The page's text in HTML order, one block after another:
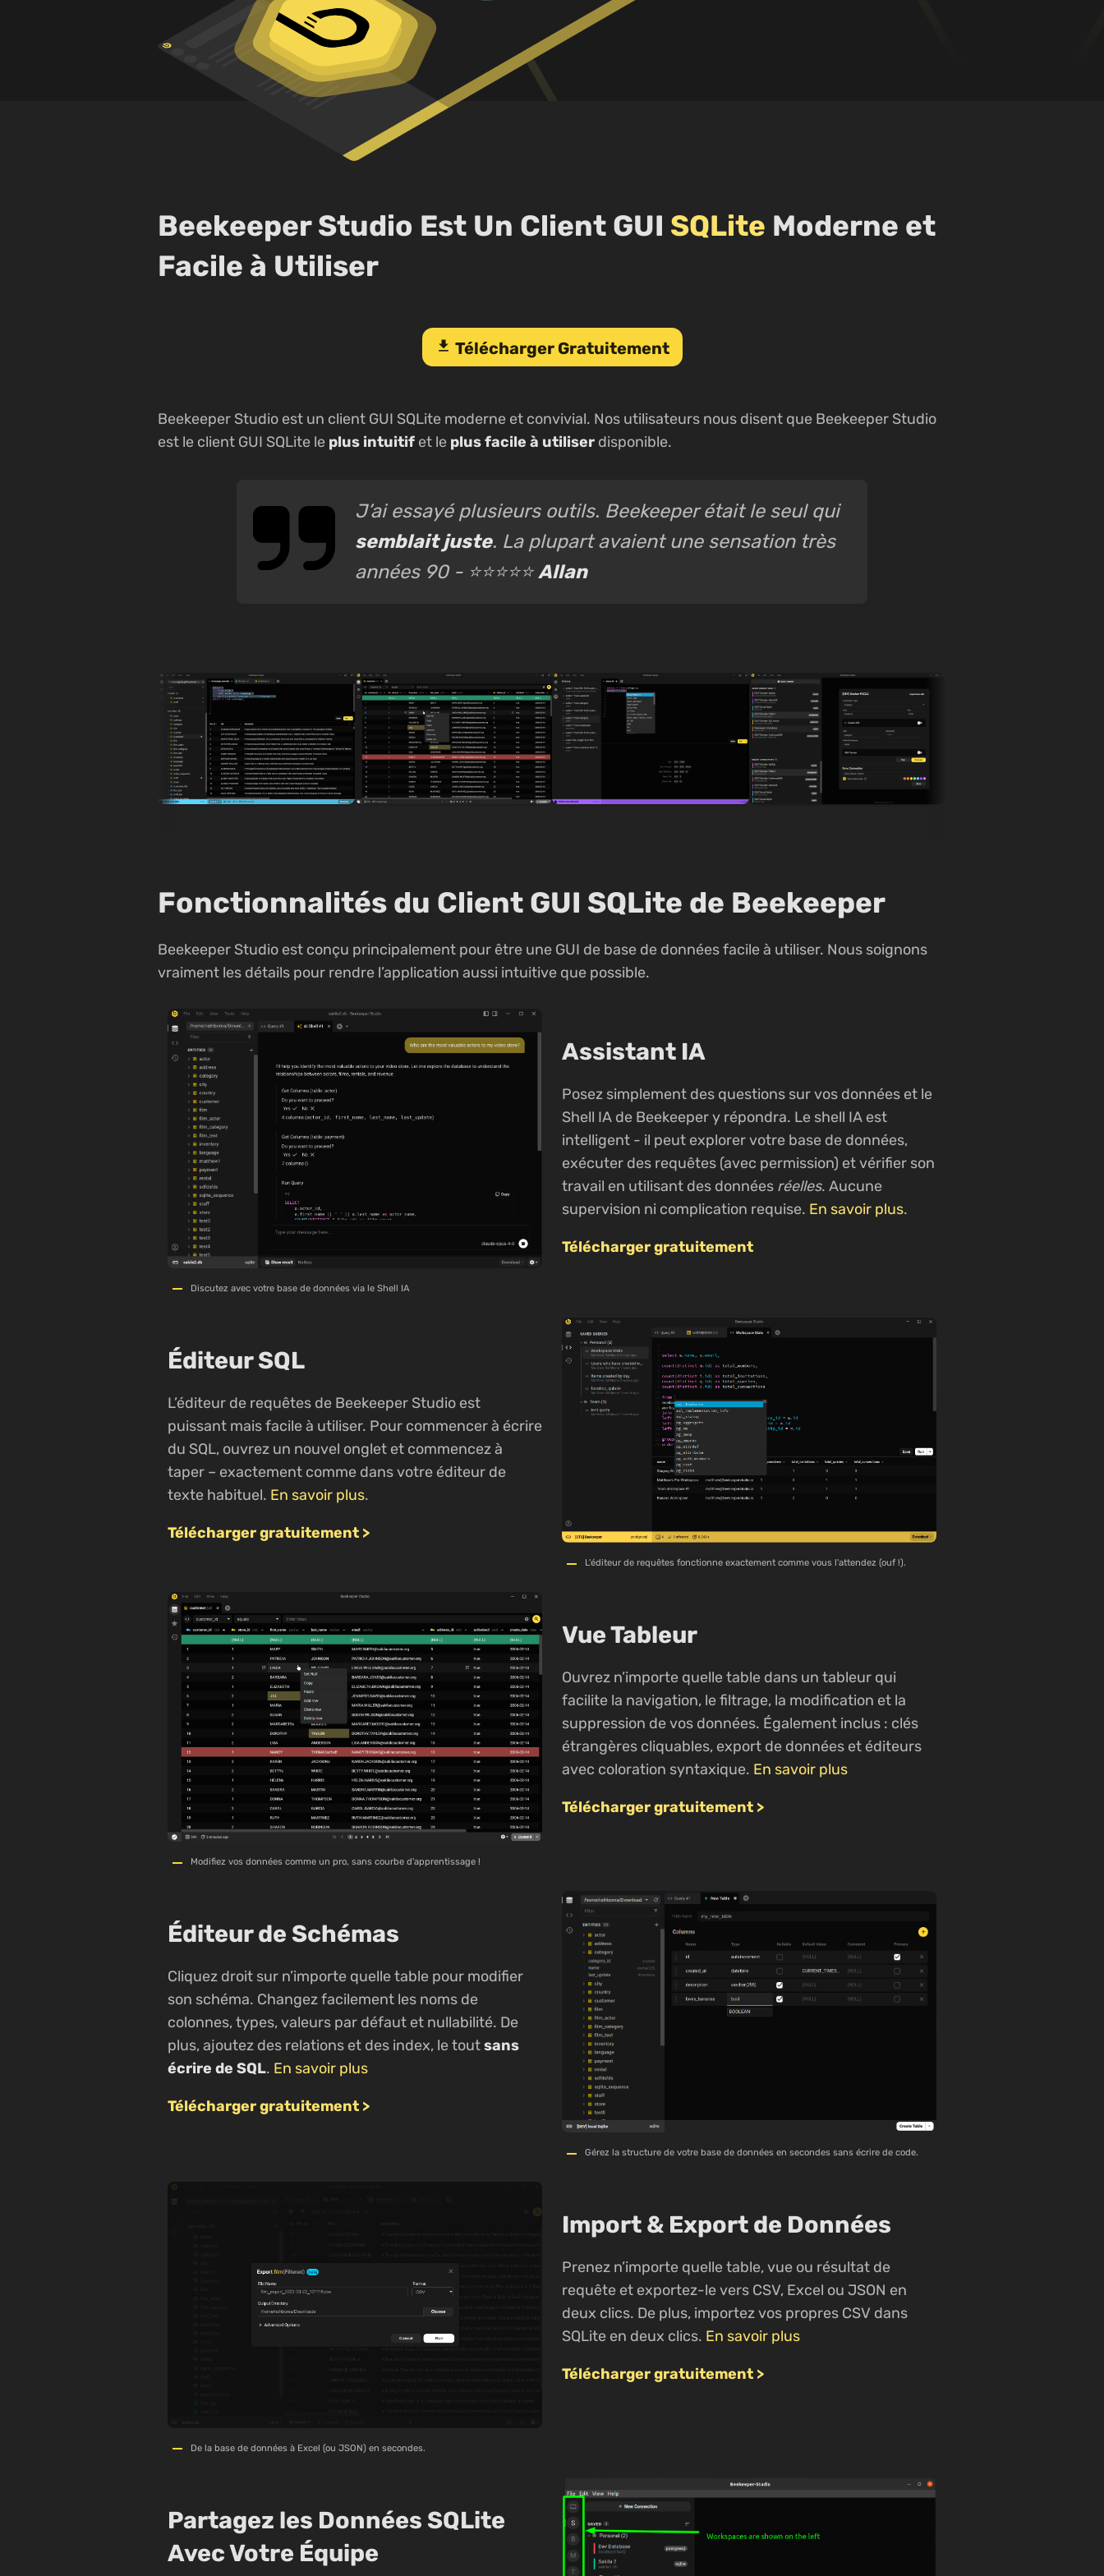
Beekeeper Studio Est Un Client GUI SQLite Moderne et
Facile à Utiliser
download Télécharger Gratuitement
Beekeeper Studio est un client GUI SQLite moderne et convivial. Nos utilisateurs nous disent que Beekeeper Studio
est le client GUI SQLite le plus intuitif et le plus facile à utiliser disponible.
J’ai essayé plusieurs outils. Beekeeper était le seul qui
semblait juste. La plupart avaient une sensation très
années 90 - ⭐⭐⭐⭐⭐Allan
Fonctionnalités du Client GUI SQLite de Beekeeper
Beekeeper Studio est conçu principalement pour être une GUI de base de données facile à utiliser. Nous soignons
vraiment les détails pour rendre l’application aussi intuitive que possible.
Assistant IA
Posez simplement des questions sur vos données et le
Shell IA de Beekeeper y répondra. Le shell IA est
intelligent - il peut explorer votre base de données,
exécuter des requêtes (avec permission) et vérifier son
travail en utilisant des données réelles. Aucune
supervision ni complication requise. En savoir plus.
Télécharger gratuitement
Discutez avec votre base de données via le Shell IA
Éditeur SQL
L’éditeur de requêtes de Beekeeper Studio est
puissant mais facile à utiliser. Pour commencer à écrire
du SQL, ouvrez un nouvel onglet et commencez à
taper – exactement comme dans votre éditeur de
texte habituel. En savoir plus.
Télécharger gratuitement >
L'éditeur de requêtes fonctionne exactement comme vous l'attendez (ouf !).
Vue Tableur
Ouvrez n’importe quelle table dans un tableur qui
facilite la navigation, le filtrage, la modification et la
suppression de vos données. Également inclus : clés
étrangères cliquables, export de données et éditeurs
avec coloration syntaxique. En savoir plus
Télécharger gratuitement >
Modifiez vos données comme un pro, sans courbe d'apprentissage !
Éditeur de Schémas
Cliquez droit sur n’importe quelle table pour modifier
son schéma. Changez facilement les noms de
colonnes, types, valeurs par défaut et nullabilité. De
plus, ajoutez des relations et des index, le toutsans
écrire de SQL. En savoir plus
Télécharger gratuitement >
Gérez la structure de votre base de données en secondes sans écrire de code.
Import & Export de Données
Prenez n’importe quelle table, vue ou résultat de
requête et exportez-le vers CSV, Excel ou JSON en
deux clics. De plus, importez vos propres CSV dans
SQLite en deux clics. En savoir plus
Télécharger gratuitement >
De la base de données à Excel (ou JSON) en secondes.
Partagez les Données SQLite
Avec Votre Équipe